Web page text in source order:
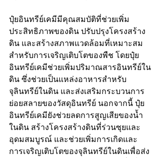
ปุ๋ยอินทรีย์เคมีมีคุณสมบัติที่ช่วยเพิ่ม
ประสิทธิภาพของดิน ปรับปรุงโครงสร้าง
ดิน และสร้างสภาพแวดล้อมที่เหมาะสม
สำหรับการเจริญเติบโตของพืช โดยปุ๋ย
อินทรีย์เคมีช่วยเพิ่มปริมาณสารอินทรีย์ใน
ดิน ซึ่งช่วยเป็นแหล่งอาหารสำหรับ
จุลินทรีย์ในดิน และส่งเสริมกระบวนการ
ย่อยสลายของวัสดุอินทรีย์ นอกจากนี้ ปุ๋ย
อินทรีย์เคมียังช่วยลดการสูญเสียของน้ำ
ในดิน สร้างโครงสร้างดินที่ร่วนซุยและ
อุดมสมบูรณ์ และช่วยเพิ่มการเกิดและ
การเจริญเติบโตของจุลินทรีย์ในดินเพื่อส่ง